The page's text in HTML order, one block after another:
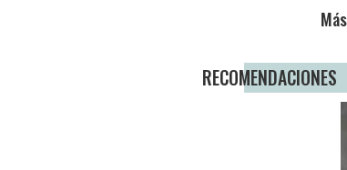
RECOMENDACIONES